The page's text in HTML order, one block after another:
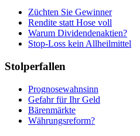
Züchten Sie Gewinner
Rendite statt Hose voll
Warum Dividendenaktien?
Stop-Loss kein Allheilmittel
Stolperfallen
Prognosewahnsinn
Gefahr für Ihr Geld
Bärenmärkte
Währungsreform?